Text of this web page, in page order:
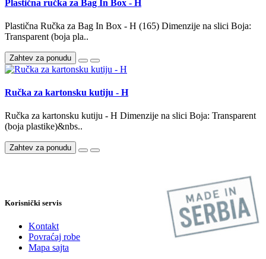
Plastična ručka za Bag In Box - H
Plastična Ručka za Bag In Box - H (165) Dimenzije na slici Boja:
Transparent (boja pla..
Zahtev za ponudu
Ručka za kartonsku kutiju - H
Ručka za kartonsku kutiju - H Dimenzije na slici Boja: Transparent
(boja plastike)&nbs..
Zahtev za ponudu
Korisnički servis
Kontakt
Povraćaj robe
Mapa sajta